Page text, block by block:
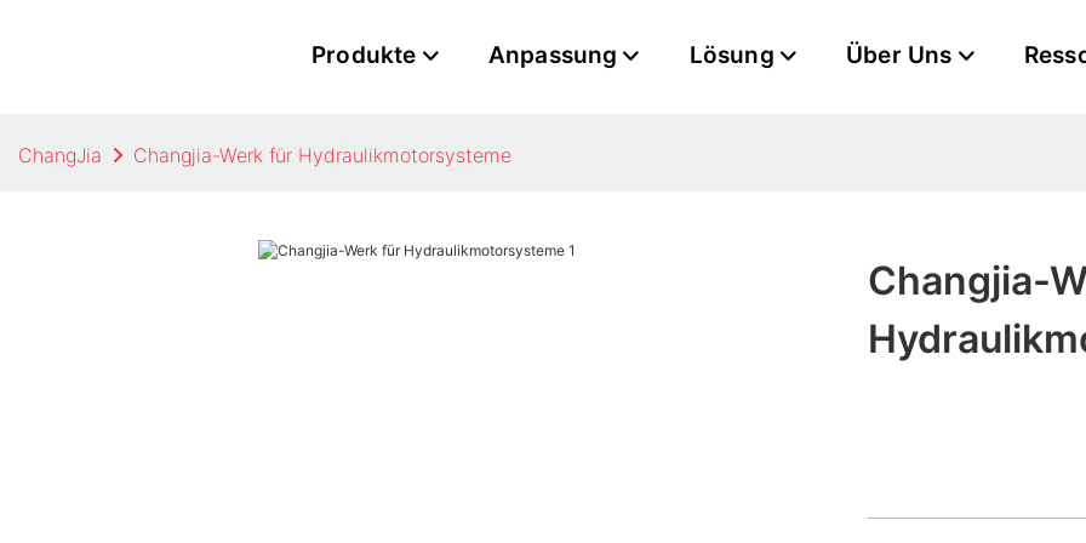
Produkte Anpassung Lösung Über Uns
ChangJia Changjia-Werk für Hydraulikmotorsysteme
Changjia-